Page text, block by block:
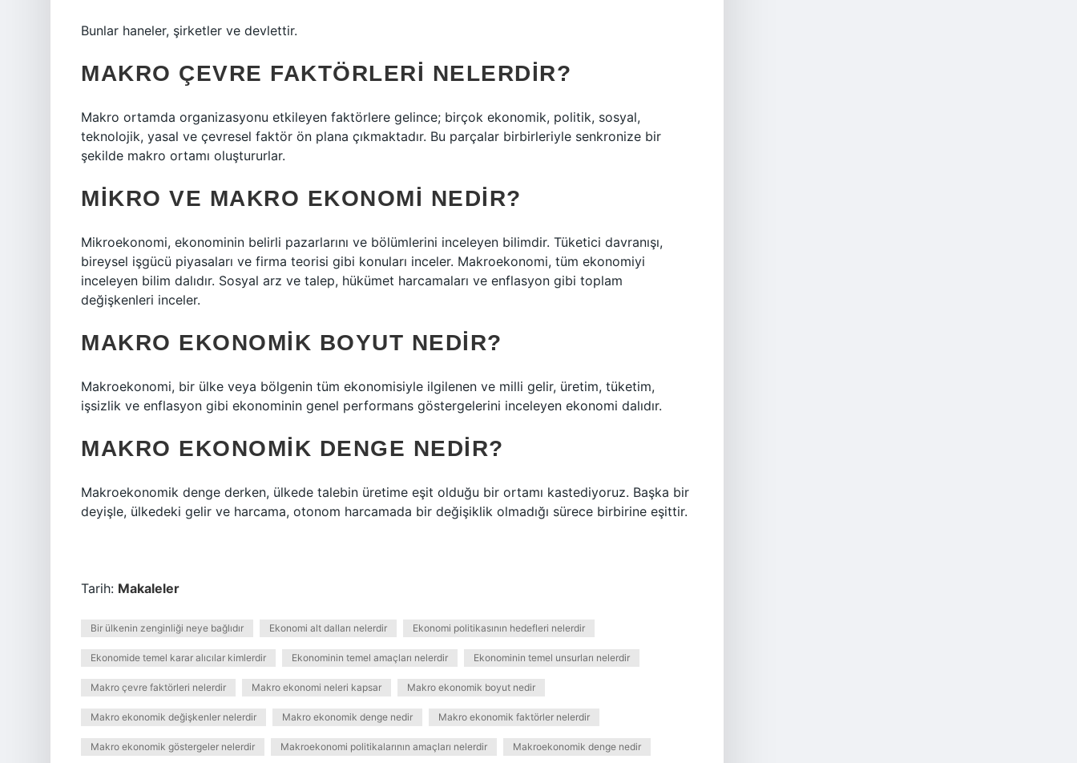
Bunlar haneler, şirketler ve devlettir.
MAKRO ÇEVRE FAKTÖRLERI NELERDIR?
Makro ortamda organizasyonu etkileyen faktörlere gelince; birçok ekonomik, politik, sosyal,
teknolojik, yasal ve çevresel faktör ön plana çıkmaktadır. Bu parçalar birbirleriyle senkronize bir
şekilde makro ortamı oluştururlar.
MIKRO VE MAKRO EKONOMI NEDIR?
Mikroekonomi, ekonominin belirli pazarlarını ve bölümlerini inceleyen bilimdir. Tüketici davranışı,
bireysel işgücü piyasaları ve firma teorisi gibi konuları inceler. Makroekonomi, tüm ekonomiyi
inceleyen bilim dalıdır. Sosyal arz ve talep, hükümet harcamaları ve enflasyon gibi toplam
değişkenleri inceler.
MAKRO EKONOMIK BOYUT NEDIR?
Makroekonomi, bir ülke veya bölgenin tüm ekonomisiyle ilgilenen ve milli gelir, üretim, tüketim,
işsizlik ve enflasyon gibi ekonominin genel performans göstergelerini inceleyen ekonomi dalıdır.
MAKRO EKONOMIK DENGE NEDIR?
Makroekonomik denge derken, ülkede talebin üretime eşit olduğu bir ortamı kastediyoruz. Başka bir
deyişle, ülkedeki gelir ve harcama, otonom harcamada bir değişiklik olmadığı sürece birbirine eşittir.
Tarih: Makaleler
Bir ülkenin zenginliği neye bağlıdır Ekonomi alt dalları nelerdir Ekonomi politikasının hedefleri nelerdir
Ekonomide temel karar alıcılar kimlerdir Ekonominin temel amaçları nelerdir Ekonominin temel unsurları nelerdir
Makro çevre faktörleri nelerdir Makro ekonomi neleri kapsar Makro ekonomik boyut nedir
Makro ekonomik değişkenler nelerdir Makro ekonomik denge nedir Makro ekonomik faktörler nelerdir
Makro ekonomik göstergeler nelerdir Makroekonomi politikalarının amaçları nelerdir Makroekonomik denge nedir